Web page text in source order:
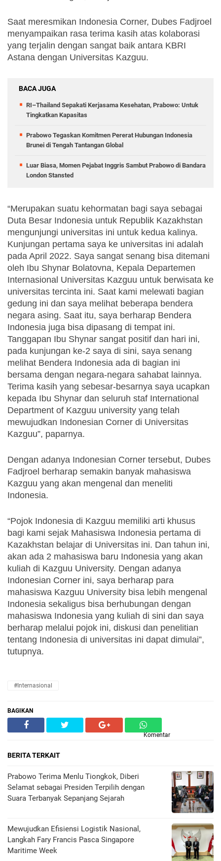
Saat meresmikan Indonesia Corner, Dubes Fadjroel
menyampaikan rasa terima kasih atas kolaborasi
yang terjalin dengan sangat baik antara KBRI
Astana dengan Universitas Kazguu.
BACA JUGA
RI–Thailand Sepakati Kerjasama Kesehatan, Prabowo: Untuk
Tingkatkan Kapasitas
Prabowo Tegaskan Komitmen Pererat Hubungan Indonesia
Brunei di Tengah Tantangan Global
Luar Biasa, Momen Pejabat Inggris Sambut Prabowo di Bandara
London Stansted
“Merupakan suatu kehormatan bagi saya sebagai
Duta Besar Indonesia untuk Republik Kazakhstan
mengunjungi universitas ini untuk kedua kalinya.
Kunjungan pertama saya ke universitas ini adalah
pada April 2022. Saya sangat senang bisa ditemani
oleh Ibu Shynar Bolatovna, Kepala Departemen
Internasional Universitas Kazguu untuk berwisata ke
universitas tercinta ini. Saat kami melewati bagian
gedung ini dan saya melihat beberapa bendera
negara asing. Saat itu, saya berharap Bendera
Indonesia juga bisa dipasang di tempat ini.
Tanggapan Ibu Shynar sangat positif dan hari ini,
pada kunjungan ke-2 saya di sini, saya senang
melihat Bendera Indonesia ada di bagian ini
bersama dengan negara-negara sahabat lainnya.
Terima kasih yang sebesar-besarnya saya ucapkan
kepada Ibu Shynar dan seluruh staf International
Department of Kazguu university yang telah
mewujudkan Indonesian Corner di Universitas
Kazguu”, paparnya.
Dengan adanya Indonesian Corner tersebut, Dubes
Fadjroel berharap semakin banyak mahasiswa
Kazguu yang akan mengenal dan meneliti
Indonesia.
“Pojok Indonesia di Kazguu memiliki arti khusus
bagi kami sejak Mahasiswa Indonesia pertama di
Kazakhstan belajar di Universitas ini. Dan tahun ini,
akan ada 2 mahasiswa baru Indonesia yang akan
kuliah di Kazguu University. Dengan adanya
Indonesian Corner ini, saya berharap para
mahasiswa Kazguu University bisa lebih mengenal
Indonesia sekaligus bisa berhubungan dengan
mahasiswa Indonesia yang kuliah di sini dan saya
berharap melalui pojok ini, diskusi dan penelitian
tentang Indonesia di universitas ini dapat dimulai”,
tutupnya.
#Internasional
BAGIKAN
Komentar
BERITA TERKAIT
Prabowo Terima Menlu Tiongkok, Diberi
Selamat sebagai Presiden Terpilih dengan
Suara Terbanyak Sepanjang Sejarah
Mewujudkan Efisiensi Logistik Nasional,
Langkah Fary Francis Pasca Singapore
Maritime Week